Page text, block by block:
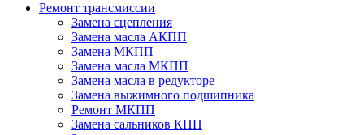
Ремонт трансмиссии
Замена сцепления
Замена масла АКПП
Замена МКПП
Замена масла МКПП
Замена масла в редукторе
Замена выжимного подшипника
Ремонт МКПП
Замена сальников КПП